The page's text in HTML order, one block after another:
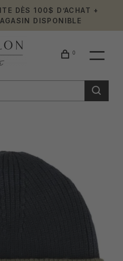
DÈS 100$ D’ACHAT +
DISPONIBLE
0